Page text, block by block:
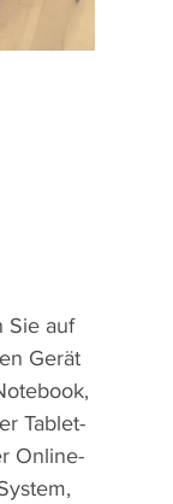
Sie auf
Gerät
Tablet-
Online-